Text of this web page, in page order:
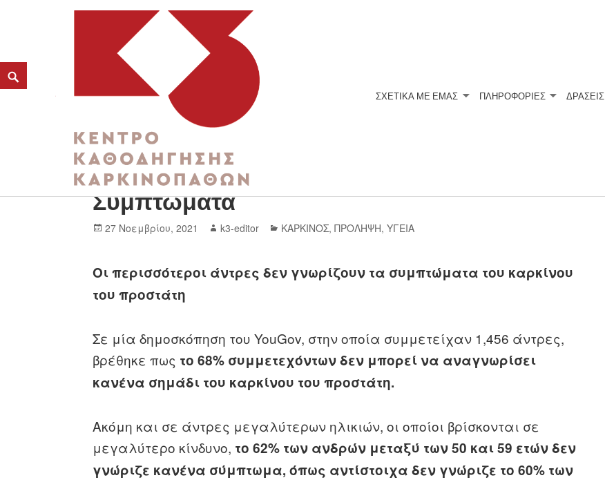
K3
ΚΕΝΤΡΟ ΚΑΘΟΔΗΓΗΣΗΣ ΚΑΡΚΙΝΟΠΑΘΩΝ
ΣΧΕΤΙΚΆ ΜΕ ΕΜΆΣ ΠΛΗΡΟΦΟΡΙΕΣ ΔΡΑΣΕΙΣ
Καρκίνος του Προστάτη.Πρώτα
Συμπτώματα
27 Νοεμβρίου, 2021 k3-editor ΚΑΡΚΙΝΟΣ,ΠΡΟΛΗΨΗ,ΥΓΕΙΑ
Οι περισσότεροι άντρες δεν γνωρίζουν τα συμπτώματα του καρκίνου
του προστάτη
Σε μία δημοσκόπηση του YouGov, στην οποία συμμετείχαν 1,456 άντρες,
βρέθηκε πως το 68% συμμετεχόντων δεν μπορεί να αναγνωρίσει
κανένα σημάδι του καρκίνου του προστάτη.
Ακόμη και σε άντρες μεγαλύτερων ηλικιών, οι οποίοι βρίσκονται σε
μεγαλύτερο κίνδυνο, το 62% των ανδρών μεταξύ των 50 και 59 ετών δεν
γνώριζε κανένα σύμπτωμα, όπως αντίστοιχα δεν γνώριζε το 60% των